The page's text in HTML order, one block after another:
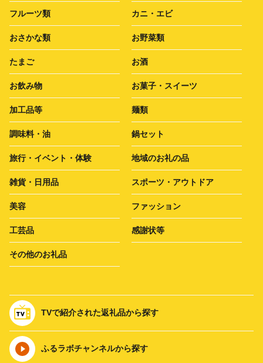
フルーツ類 カニ・エビ
おさかな類 お野菜類
たまご お酒
お飲み物 お菓子・スイーツ
加工品等 麺類
調味料・油 鍋セット
旅行・イベント・体験 地域のお礼の品
雑貨・日用品 スポーツ・アウトドア
美容 ファッション
工芸品 感謝状等
その他のお礼品
TVで紹介された返礼品から探す
ふるラボチャンネルから探す